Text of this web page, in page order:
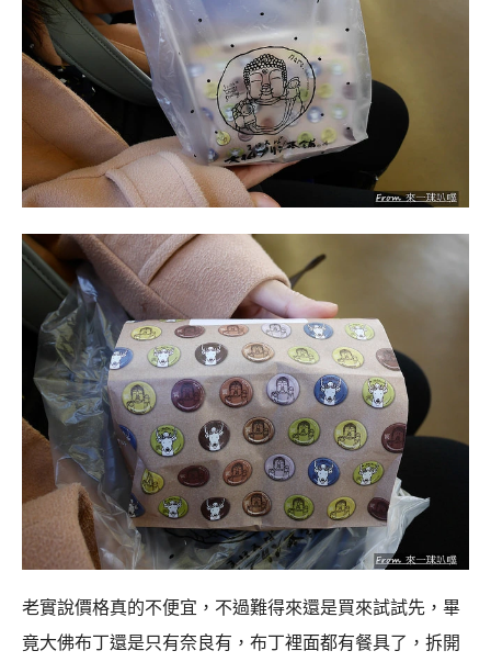
老實說價格真的不便宜，不過難得來還是買來試試先，畢
竟大佛布丁還是只有奈良有，布丁裡面都有餐具了，拆開